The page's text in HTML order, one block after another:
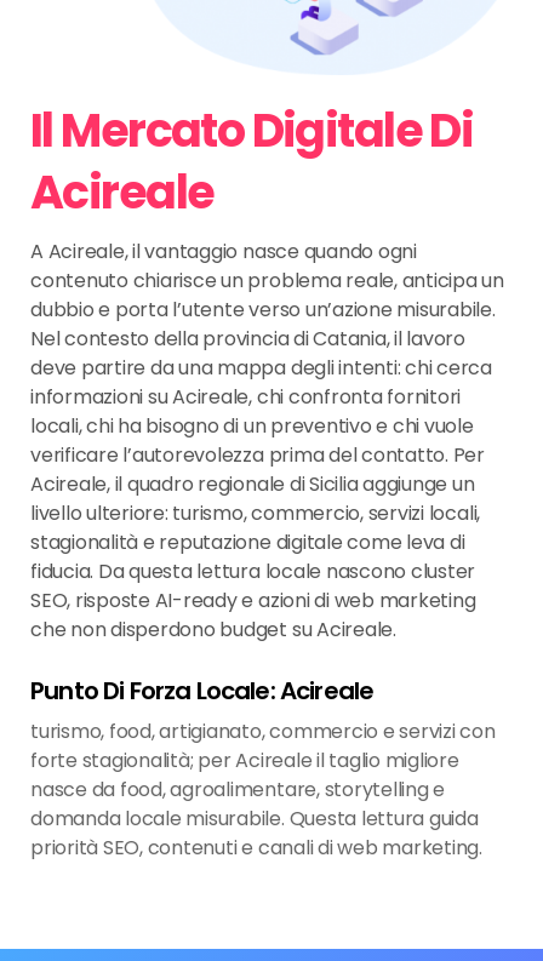
Il Mercato Digitale Di
Acireale
A Acireale, il vantaggio nasce quando ogni
contenuto chiarisce un problema reale, anticipa un
dubbio e porta l’utente verso un’azione misurabile.
Nel contesto della provincia di Catania, il lavoro
deve partire da una mappa degli intenti: chi cerca
informazioni su Acireale, chi confronta fornitori
locali, chi ha bisogno di un preventivo e chi vuole
verificare l’autorevolezza prima del contatto. Per
Acireale, il quadro regionale di Sicilia aggiunge un
livello ulteriore: turismo, commercio, servizi locali,
stagionalità e reputazione digitale come leva di
fiducia. Da questa lettura locale nascono cluster
SEO, risposte AI-ready e azioni di web marketing
che non disperdono budget su Acireale.
Punto Di Forza Locale: Acireale
turismo, food, artigianato, commercio e servizi con
forte stagionalità; per Acireale il taglio migliore
nasce da food, agroalimentare, storytelling e
domanda locale misurabile. Questa lettura guida
priorità SEO, contenuti e canali di web marketing.